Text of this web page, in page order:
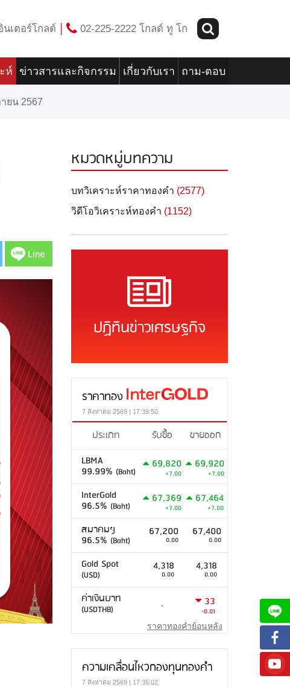
นเตอร์โกลด์ 02-225-2222 โกลด์ ทู โก
ห์ ข่าวสารและกิจกรรม เกี่ยวกับเรา ถาม-ตอบ
ยน 2567
Line
หมวดหมู่บทความ
บทวิเคราะห์ราคาทองคำ (2577)
วิดีโอวิเคราะห์ทองคำ (1152)
ปฏิทินข่าวเศรษฐกิจ
ราคาทอง
7 สิงหาคม 2569 | 17:39:50
ประเภท รับซื้อ
ขายออก
LBMA
99.99% (Baht)
69,820
+7.00
69,920
+7.00
InterGold
96.5% (Baht)
67,369
+7.00
67,464
+7.00
สมาคมฯ
96.5% (Baht)
67,200
0.00
67,400
0.00
Gold Spot
(USD)
4,318
0.00
4,318
0.00
ค่าเงินบาท
(USDTHB) - 33
-0.01
ราคาทองคำย้อนหลัง
ความเคลื่อนไหวกองทุนทองคำ
7 สิงหาคม 2569 | 17:36:02